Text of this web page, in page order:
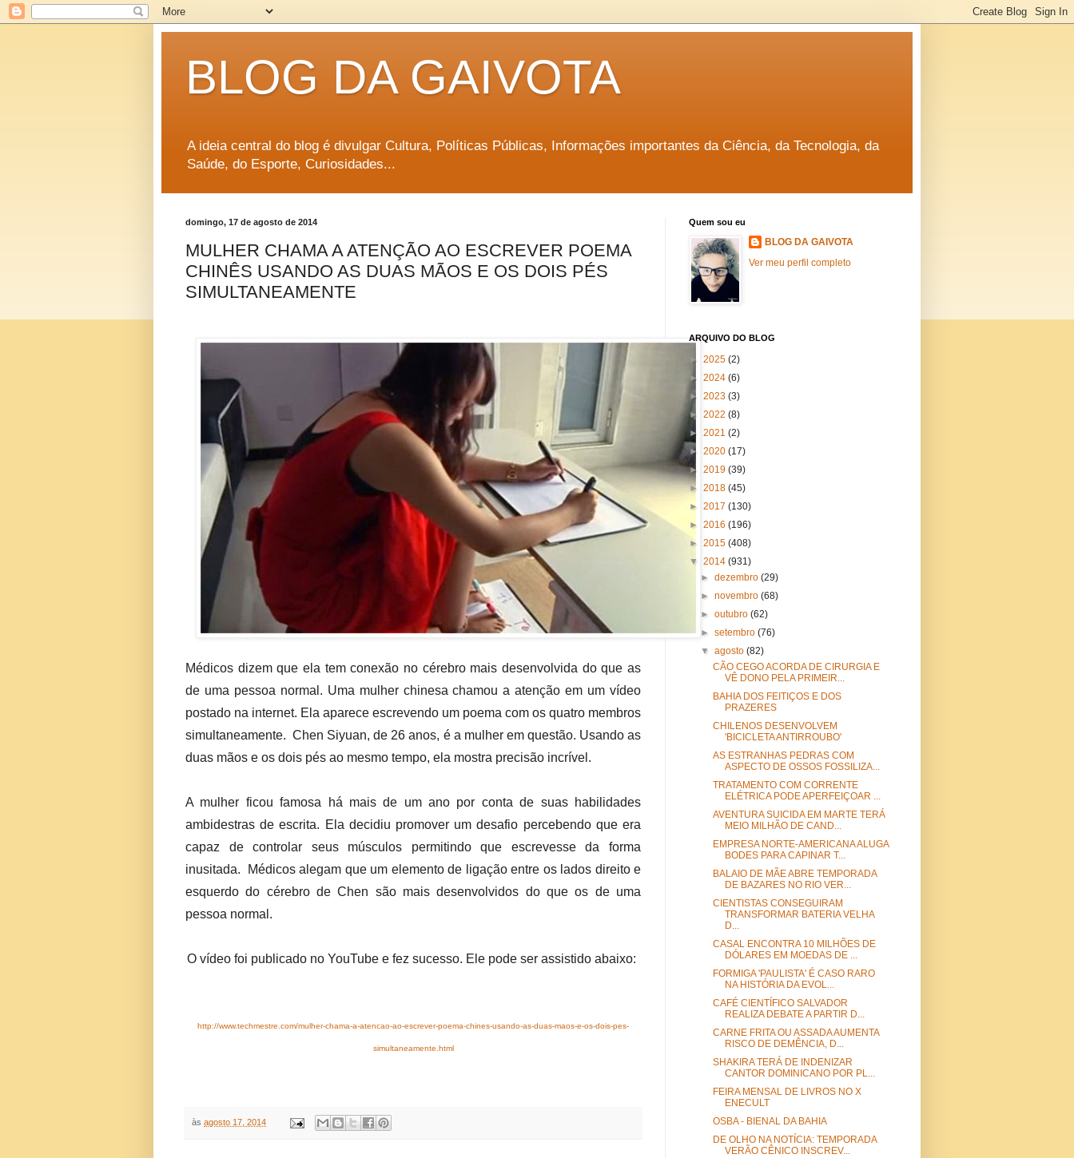
BLOG DA GAIVOTA
A ideia central do blog é divulgar Cultura, Políticas Públicas, Informações importantes da Ciência, da Tecnologia, da
Saúde, do Esporte, Curiosidades...
domingo, 17 de agosto de 2014
MULHER CHAMA A ATENÇÃO AO ESCREVER POEMA
CHINÊS USANDO AS DUAS MÃOS E OS DOIS PÉS
SIMULTANEAMENTE
Médicos dizem que ela tem conexão no cérebro mais desenvolvida do que as
de uma pessoa normal. Uma mulher chinesa chamou a atenção em um vídeo
postado na internet. Ela aparece escrevendo um poema com os quatro membros
simultaneamente. Chen Siyuan, de 26 anos, é a mulher em questão. Usando as
duas mãos e os dois pés ao mesmo tempo, ela mostra precisão incrível.
A mulher ficou famosa há mais de um ano por conta de suas habilidades
ambidestras de escrita. Ela decidiu promover um desafio percebendo que era
capaz de controlar seus músculos permitindo que escrevesse da forma
inusitada. Médicos alegam que um elemento de ligação entre os lados direito e
esquerdo do cérebro de Chen são mais desenvolvidos do que os de uma
pessoa normal.
O vídeo foi publicado no YouTube e fez sucesso. Ele pode ser assistido abaixo:
http://www.techmestre.com/mulher-chama-a-atencao-ao-escrever-poema-chines-usando-as-duas-maos-e-os-dois-pes-
simultaneamente.html
às agosto 17, 2014
Quem sou eu
BLOG DA GAIVOTA
Ver meu perfil completo
ARQUIVO DO BLOG
► 2025 (2)
► 2024 (6)
► 2023 (3)
► 2022 (8)
► 2021 (2)
► 2020 (17)
► 2019 (39)
► 2018 (45)
► 2017 (130)
► 2016 (196)
► 2015 (408)
▼ 2014 (931)
►dezembro(29)
►novembro(68)
►outubro(62)
►setembro(76)
▼agosto(82)
CÃO CEGO ACORDA DE CIRURGIA E
VÊ DONO PELA PRIMEIR...
BAHIA DOS FEITIÇOS E DOS
PRAZERES
CHILENOS DESENVOLVEM
'BICICLETA ANTIRROUBO'
AS ESTRANHAS PEDRAS COM
ASPECTO DE OSSOS FOSSILIZA...
TRATAMENTO COM CORRENTE
ELÉTRICA PODE APERFEIÇOAR ...
AVENTURA SUICIDA EM MARTE TERÁ
MEIO MILHÃO DE CAND...
EMPRESA NORTE-AMERICANA ALUGA
BODES PARA CAPINAR T...
BALAIO DE MÃE ABRE TEMPORADA
DE BAZARES NO RIO VER...
CIENTISTAS CONSEGUIRAM
TRANSFORMAR BATERIA VELHA
D...
CASAL ENCONTRA 10 MILHÕES DE
DÓLARES EM MOEDAS DE ...
FORMIGA 'PAULISTA' É CASO RARO
NA HISTÓRIA DA EVOL...
CAFÉ CIENTÍFICO SALVADOR
REALIZA DEBATE A PARTIR D...
CARNE FRITA OU ASSADA AUMENTA
RISCO DE DEMÊNCIA, D...
SHAKIRA TERÁ DE INDENIZAR
CANTOR DOMINICANO POR PL...
FEIRA MENSAL DE LIVROS NO X
ENECULT
OSBA - BIENAL DA BAHIA
DE OLHO NA NOTÍCIA: TEMPORADA
VERÃO CÊNICO INSCREV...